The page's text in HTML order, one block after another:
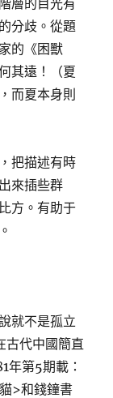
層的目光有
分歧。從題
的《困獸
其遠！（夏
而夏本身則
把描述有時
來插些群
方。有助于
就不是孤立
古代中國簡直
年第5期載：
>和錢鐘書